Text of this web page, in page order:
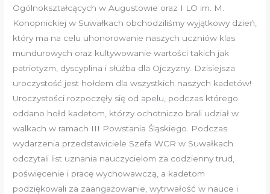
Ogólnokształcących w Augustowie oraz I LO im. M.
Konopnickiej w Suwałkach obchodziliśmy wyjątkowy dzień,
który ma na celu uhonorowanie naszych uczniów klas
mundurowych oraz kultywowanie wartości takich jak
patriotyzm, dyscyplina i służba dla Ojczyzny. Dzisiejsza
uroczystość jest hołdem dla wszystkich naszych kadetów!
Uroczystości rozpoczęły się od apelu, podczas którego
oddano hołd kadetom, którzy ochotniczo brali udział w
walkach w ramach III Powstania Śląskiego. Podczas
wydarzenia przedstawiciele Szefa WCR w Suwałkach
odczytali list uznania nauczycielom za codzienny trud,
poświęcenie i pracę wychowawczą, a kadetom
podziękowali za zaangażowanie, wytrwałość w nauce i